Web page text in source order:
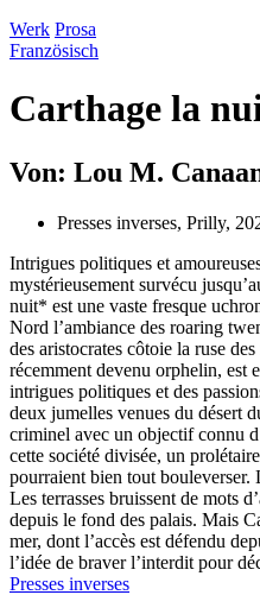
Werk Prosa
Französisch
Carthage la
Von: Lou M.
Presses inverses, Prilly,
Intrigues politiques et
mystérieusement survécu
nuit* est une vaste fresque
Nord l’ambiance des roaring
des aristocrates côtoie la ruse
récemment devenu orphelin, est
intrigues politiques et des
deux jumelles venues du désert
criminel avec un objectif connu
cette société divisée, un
pourraient bien tout bouleverser.
Les terrasses bruissent de mots
depuis le fond des palais. Mais
mer, dont l’accès est défendu
l’idée de braver l’interdit pour
Presses inverses